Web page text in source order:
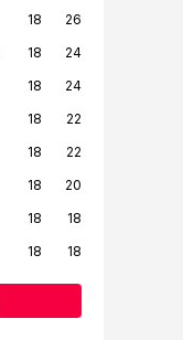
18
26
18
24
18
24
18
22
18
22
18
20
18
18
18 18